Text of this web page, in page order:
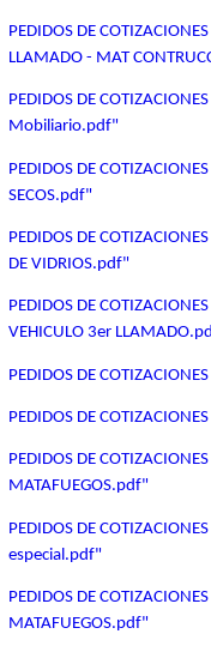
PEDIDOS DE
LLAMADO - MAT
PEDIDOS DE
Mobiliario.pdf"
PEDIDOS DE
SECOS.pdf"
PEDIDOS DE
DE VIDRIOS.pdf"
PEDIDOS DE
VEHICULO 3er
PEDIDOS DE
PEDIDOS DE
PEDIDOS DE
MATAFUEGOS.pdf"
PEDIDOS DE
especial.pdf"
PEDIDOS DE
MATAFUEGOS.pdf"